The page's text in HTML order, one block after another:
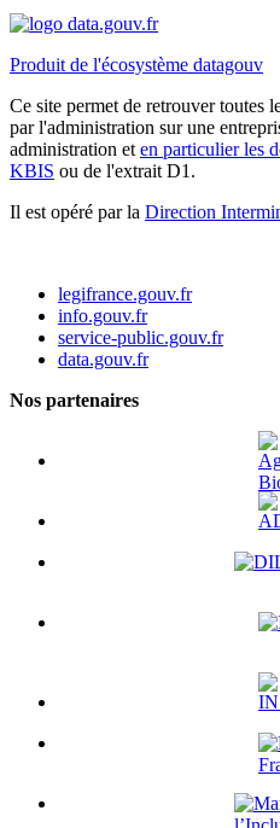
Produit de l'écosystème datagouv
Ce site permet de retrouver toutes
par l'administration sur une
administration et en particulier les
KBIS ou de l'extrait D1.
Il est opéré par la Direction
legifrance.gouv.fr
info.gouv.fr
service-public.gouv.fr
data.gouv.fr
Nos partenaires